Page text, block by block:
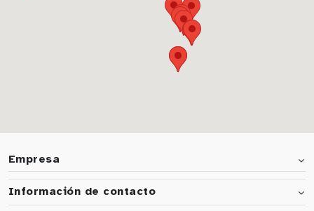
Empresa
Información de contacto